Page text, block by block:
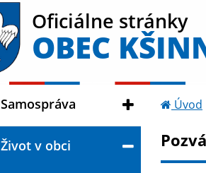
Oficiálne stránky
OBEC
Samospráva
Život v obci
Úvod